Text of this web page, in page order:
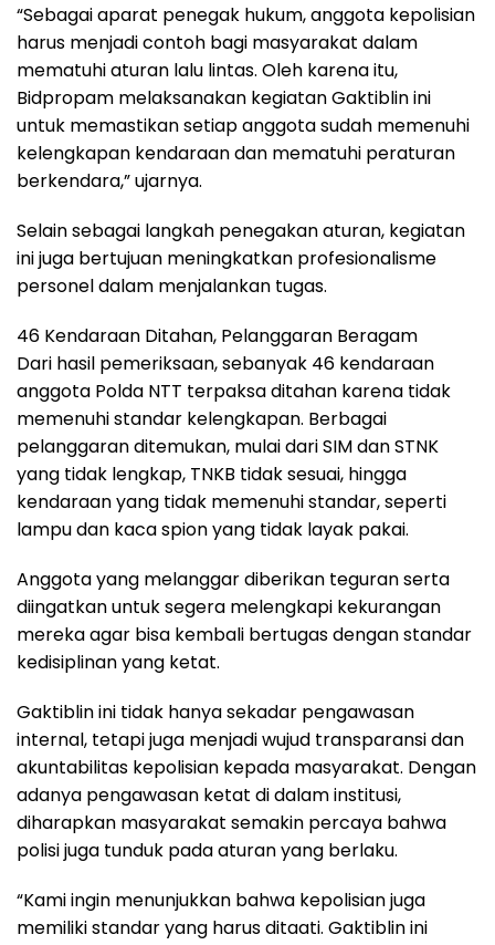
“Sebagai aparat penegak hukum, anggota kepolisian
harus menjadi contoh bagi masyarakat dalam
mematuhi aturan lalu lintas. Oleh karena itu,
Bidpropam melaksanakan kegiatan Gaktiblin ini
untuk memastikan setiap anggota sudah memenuhi
kelengkapan kendaraan dan mematuhi peraturan
berkendara,” ujarnya.
Selain sebagai langkah penegakan aturan, kegiatan
ini juga bertujuan meningkatkan profesionalisme
personel dalam menjalankan tugas.
46 Kendaraan Ditahan, Pelanggaran Beragam
Dari hasil pemeriksaan, sebanyak 46 kendaraan
anggota Polda NTT terpaksa ditahan karena tidak
memenuhi standar kelengkapan. Berbagai
pelanggaran ditemukan, mulai dari SIM dan STNK
yang tidak lengkap, TNKB tidak sesuai, hingga
kendaraan yang tidak memenuhi standar, seperti
lampu dan kaca spion yang tidak layak pakai.
Anggota yang melanggar diberikan teguran serta
diingatkan untuk segera melengkapi kekurangan
mereka agar bisa kembali bertugas dengan standar
kedisiplinan yang ketat.
Gaktiblin ini tidak hanya sekadar pengawasan
internal, tetapi juga menjadi wujud transparansi dan
akuntabilitas kepolisian kepada masyarakat. Dengan
adanya pengawasan ketat di dalam institusi,
diharapkan masyarakat semakin percaya bahwa
polisi juga tunduk pada aturan yang berlaku.
“Kami ingin menunjukkan bahwa kepolisian juga
memiliki standar yang harus ditaati. Gaktiblin ini